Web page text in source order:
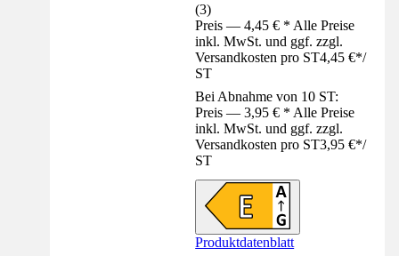
(3)
Preis — 4,45 € * Alle Preise
inkl. MwSt. und ggf. zzgl.
Versandkosten pro ST4,45 €*/
ST
Bei Abnahme von 10 ST:
Preis — 3,95 € * Alle Preise
inkl. MwSt. und ggf. zzgl.
Versandkosten pro ST3,95 €*/
ST
Produktdatenblatt